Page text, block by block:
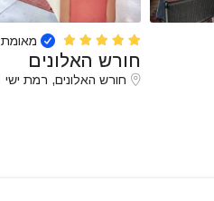
מאומת
חורש האלונים
חורש האלונים, רמת ישי